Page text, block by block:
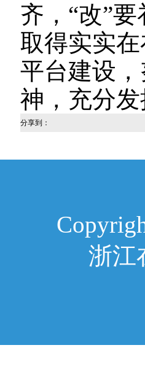
齐，“改”
取得实实
平台建设
神，充分
分享到：
浙江